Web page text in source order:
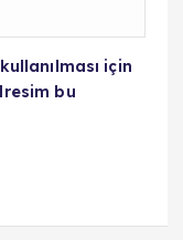
için
bu